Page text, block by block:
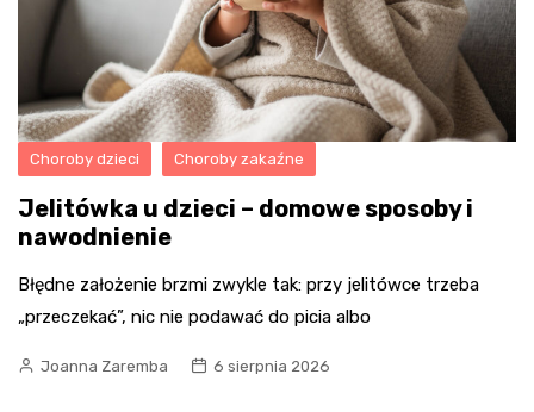
Choroby dzieci Choroby zakaźne
Jelitówka u dzieci – domowe sposoby i
nawodnienie
Błędne założenie brzmi zwykle tak: przy jelitówce trzeba
„przeczekać”, nic nie podawać do picia albo
Joanna Zaremba 6 sierpnia 2026